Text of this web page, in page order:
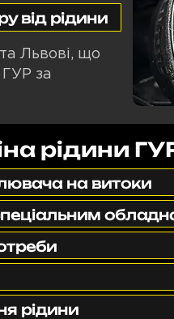
від рідини
Львові, що
за
рідини
на витоки
рідини